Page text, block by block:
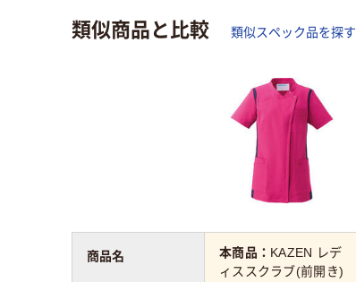
類似商品と比較 類似スペック品を探す
本商品： KAZEN レデ
ィススクラブ(前開き)
商品名